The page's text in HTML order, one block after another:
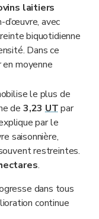
laitiers
avec
biquotidienne
Dans ce
moyenne
le plus de
de 3,23 UT par
par le
saisonnière,
restreintes.
.
dans tous
continue